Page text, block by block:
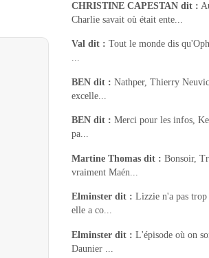
CHRISTINE CAPESTAN dit :
Charlie savait où était ente...
Val dit : Tout le monde dis
...
BEN dit : Nathper, Thierry
excelle...
BEN dit : Merci pour les infos,
pa...
Martine Thomas dit : Bonsoir,
vraiment Maén...
Elminster dit : Lizzie n'a pas
elle a co...
Elminster dit : L'épisode où on
Daunier ...